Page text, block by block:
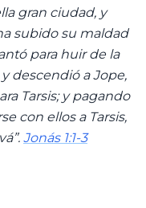
gran ciudad, y
subido su maldad
para huir de la
descendió a Jope,
Tarsis; y pagando
con ellos a Tarsis,
Jonás 1:1-3